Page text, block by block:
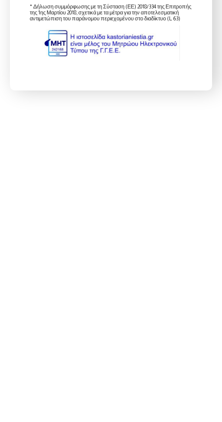
* Δήλωση συμμόρφωσης με τη Σύσταση (ΕΕ) 2018/334 της Επιτροπής
της 1ης Μαρτίου 2018, σχετικά με τα μέτρα για την αποτελεσματική
αντιμετώπιση του παράνομου περιεχομένου στο διαδίκτυο (L 63)